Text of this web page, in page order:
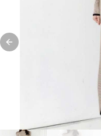
Previous slide